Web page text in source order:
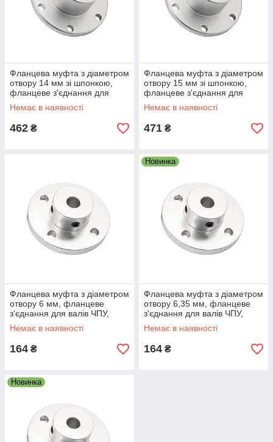
Фланцева муфта з діаметром
отвору 14 мм зі шпонкою,
фланцеве з'єднання для
валів ЧПУ, редукторів і
приводів
Немає в наявності
462 ₴
Фланцева муфта з діаметром
отвору 15 мм зі шпонкою,
фланцеве з'єднання для
валів ЧПУ, редукторів і
приводів
Немає в наявності
471 ₴
Фланцева муфта з діаметром
отвору 6 мм, фланцеве
з'єднання для валів ЧПУ,
редукторів і приводів
Немає в наявності
164 ₴
Новинка
Фланцева муфта з діаметром
отвору 6,35 мм, фланцеве
з'єднання для валів ЧПУ,
редукторів і приводів
Немає в наявності
164 ₴
Новинка